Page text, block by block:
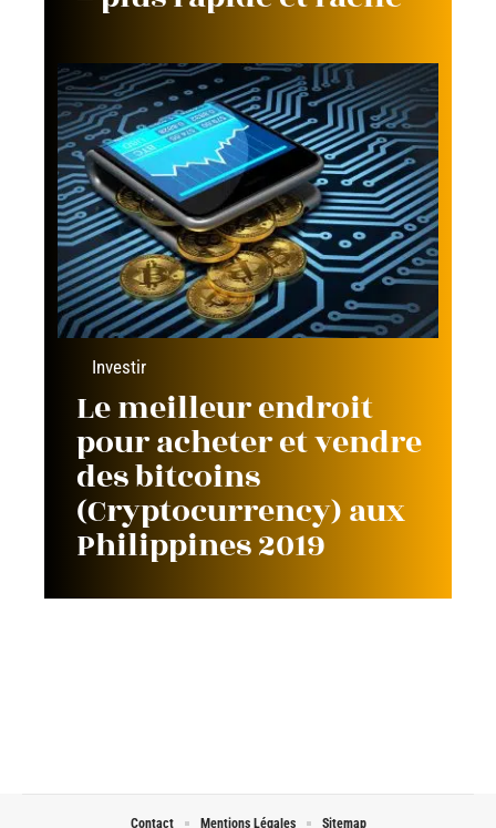
Investir
Le meilleur endroit
pour acheter et vendre
des bitcoins
(Cryptocurrency) aux
Philippines 2019
Contact Mentions Légales Sitemap